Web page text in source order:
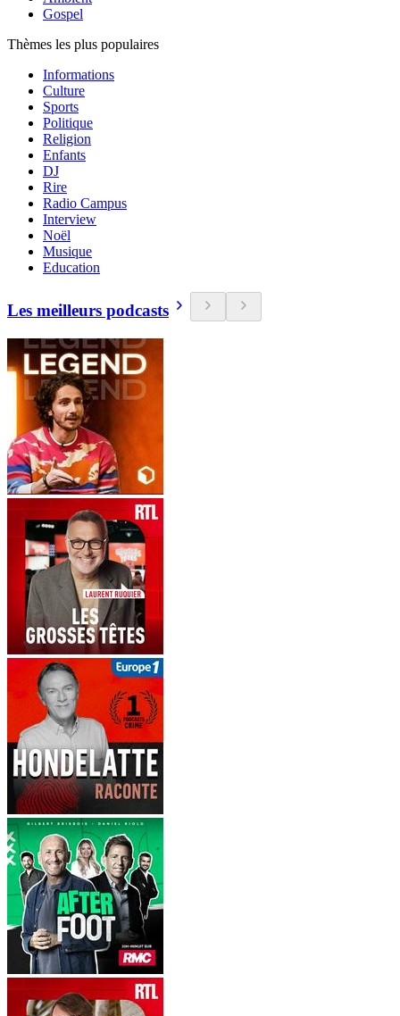
Gospel
Thèmes les plus populaires
Informations
Culture
Sports
Politique
Religion
Enfants
DJ
Rire
Radio Campus
Interview
Noël
Musique
Education
Les meilleurs podcasts